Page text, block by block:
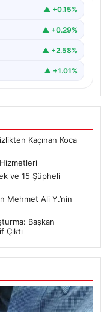
▲ +0.15%
▲ +0.29%
▲ +2.58%
▲ +1.01%
Kaçınan Koca
ve 15 Şüpheli
Mehmet Ali Y.’nin
Başkan
Çıktı